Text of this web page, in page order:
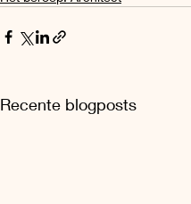
Recente blogposts